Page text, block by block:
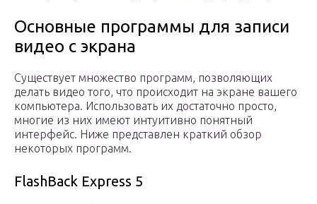
Основные программы для записи
видео с экрана
Существует множество программ, позволяющих
делать видео того, что происходит на экране вашего
компьютера. Использовать их достаточно просто,
многие из них имеют интуитивно понятный
интерфейс. Ниже представлен краткий обзор
некоторых программ.
FlashBack Express 5